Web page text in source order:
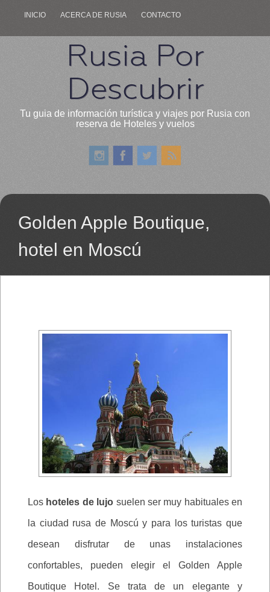
INICIO ACERCA DE RUSIA CONTACTO
Rusia Por
Descubrir
Tu guia de información turística y viajes por Rusia con
reserva de Hoteles y vuelos
Golden Apple Boutique,
hotel en Moscú
Los hoteles de lujo suelen ser muy habituales en
la ciudad rusa de Moscú y para los turistas que
desean disfrutar de unas instalaciones
confortables, pueden elegir el Golden Apple
Boutique Hotel. Se trata de un elegante y